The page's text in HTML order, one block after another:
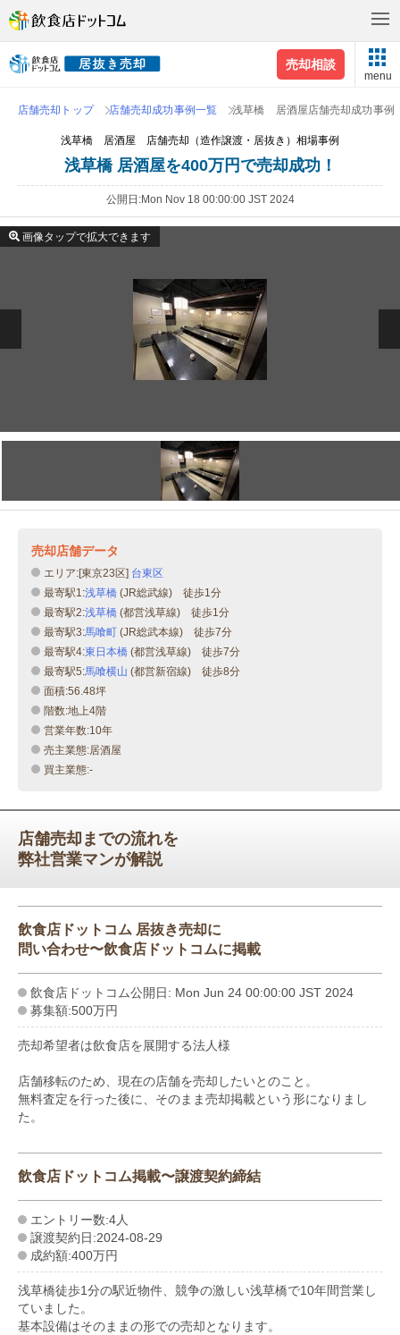
売却相談
menu
店舗売却トップ 店舗売却成功事例一覧 浅草橋 居酒屋店舗売却成功事例
浅草橋 居酒屋 店舗売却（造作譲渡・居抜き）相場事例
浅草橋 居酒屋を400万円で売却成功！
公開日 Mon Nov 18 00:00:00 JST 2024
画像タップで拡大できます
売却店舗データ
エリア:[東京23区] 台東区
最寄駅1:浅草橋 (JR総武線) 徒歩1分
最寄駅2:浅草橋 (都営浅草線) 徒歩1分
最寄駅3:馬喰町 (JR総武本線) 徒歩7分
最寄駅4:東日本橋 (都営浅草線) 徒歩7分
最寄駅5:馬喰横山 (都営新宿線) 徒歩8分
面積:56.48坪
階数:地上4階
営業年数:10年
売主業態:居酒屋
買主業態:-
店舗売却までの流れを
弊社営業マンが解説
飲食店ドットコム 居抜き売却に
問い合わせ〜飲食店ドットコムに掲載
飲食店ドットコム公開日: Mon Jun 24 00:00:00 JST 2024
募集額:500万円
売却希望者は飲食店を展開する法人様
店舗移転のため、現在の店舗を売却したいとのこと。
無料査定を行った後に、そのまま売却掲載という形になりまし
た。
飲食店ドットコム掲載〜譲渡契約締結
エントリー数:4人
譲渡契約日:2024-08-29
成約額:400万円
浅草橋徒歩1分の駅近物件、競争の激しい浅草橋で10年間営業し
ていました。
基本設備はそのままの形での売却となります。